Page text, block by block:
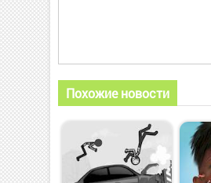
Похожие новости